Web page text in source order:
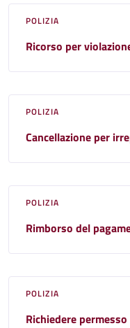
POLIZIA
Ricorso per
POLIZIA
Cancellazione per
POLIZIA
Rimborso del
POLIZIA
Richiedere